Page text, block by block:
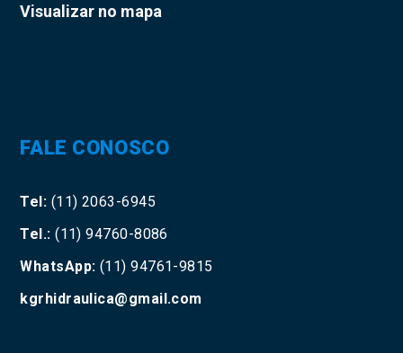
Visualizar no mapa
FALE CONOSCO
Tel: (11) 2063-6945
Tel.: (11) 94760-8086
WhatsApp: (11) 94761-9815
kgrhidraulica@gmail.com